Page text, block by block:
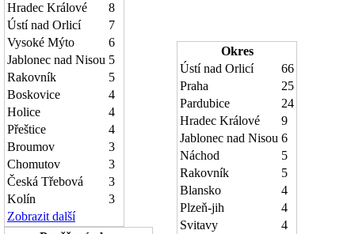
Hradec Králové
8
Ústí nad Orlicí
7
Vysoké Mýto
6
Jablonec nad Nisou 5
Rakovník
5
Boskovice
4
Holice
4
Přeštice
4
Broumov
3
Chomutov
3
Česká Třebová
3
Kolín
3
Zobrazit další
Okres
Ústí nad Orlicí
66
Praha
25
Pardubice
24
Hradec Králové
9
Jablonec nad Nisou 6
Náchod
5
Rakovník
5
Blansko
4
Plzeň-jih
4
Svitavy
4